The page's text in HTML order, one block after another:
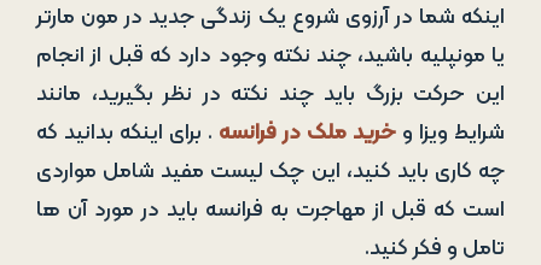
اینکه شما در آرزوی شروع یک زندگی جدید در مون مارتر
یا مونپلیه باشید، چند نکته وجود دارد که قبل از انجام
این حرکت بزرگ باید چند نکته در نظر بگیرید، مانند
شرایط ویزا و خرید ملک در فرانسه . برای اینکه بدانید که
چه کاری باید کنید، این چک لیست مفید شامل مواردی
است که قبل از مهاجرت به فرانسه باید در مورد آن ها
تامل و فکر کنید.